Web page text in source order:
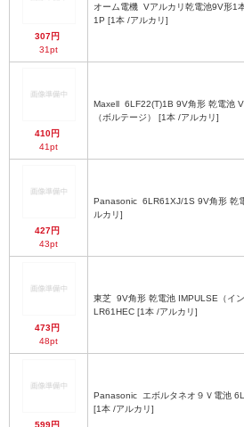
307円
31pt
オーム電機
1P [1本 /アルカリ]
410円
41pt
Maxell
（ボルテージ） [1本 /アルカリ]
427円
43pt
Panasonic
ルカリ]
473円
48pt
東芝
LR61HEC [1本 /アルカリ]
599円
Panasonic
[1本 /アルカリ]